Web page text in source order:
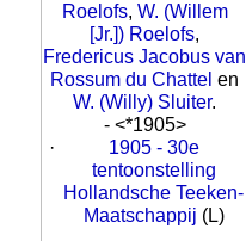
Roelofs, W. (Willem
[Jr.]) Roelofs,
Fredericus Jacobus van
Rossum du Chattel en
W. (Willy) Sluiter.
- <*1905>
·
1905 - 30e
tentoonstelling
Hollandsche Teeken-
Maatschappij (L)